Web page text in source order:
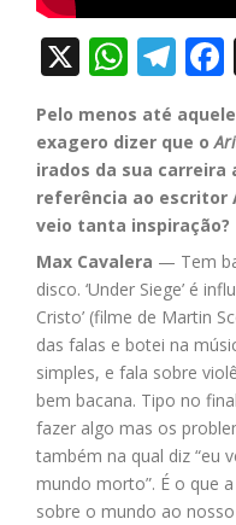
X
Pelo menos até
exagero dizer que o
irados da sua carreira
referência ao escritor
veio tanta inspiração?
Max Cavalera — Tem
disco. ‘Under Siege’ é
Cristo’ (filme de Martin
das falas e botei na
simples, e fala sobre
bem bacana. Tipo no
fazer algo mas os
também na qual diz “eu
mundo morto”. É o que
sobre o mundo ao